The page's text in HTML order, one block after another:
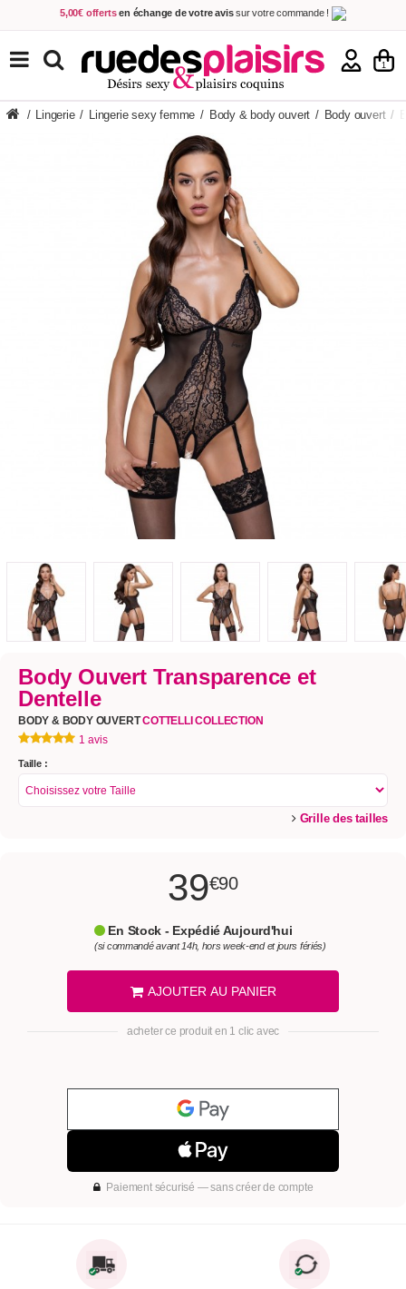
5,00€ offerts en échange de votre avissur votre commande !
Achetez aujourd'hui. Décidez quand payer !
Livraison en 48h
au prix de 2,90 € ! (Offerte dès 69,00€ d'achat)
1
TOUS NOS PRODUITS
/ Lingerie / Lingerie sexy femme / Body & body ouvert / Body ouvert /
Body Ouvert Transparence et
Dentelle
BODY & BODY OUVERTCOTTELLI COLLECTION
1 avis
Taille :
Grille des tailles
39€90
En Stock - Expédié Aujourd'hui
(si commandé avant 14h, hors week-end et jours fériés)
AJOUTER AU PANIER
acheter ce produit en 1 clic avec
Paiement sécurisé — sans créer de compte